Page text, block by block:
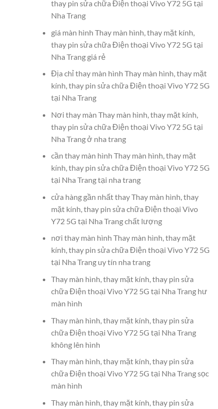
thay pin sửa chữa Điện thoại Vivo Y72 5G tại
Nha Trang
giá màn hình Thay màn hình, thay mặt kính,
thay pin sửa chữa Điện thoại Vivo Y72 5G tại
Nha Trang giá rẻ
Địa chỉ thay màn hình Thay màn hình, thay mặt
kính, thay pin sửa chữa Điện thoại Vivo Y72 5G
tại Nha Trang
Nơi thay màn Thay màn hình, thay mặt kính,
thay pin sửa chữa Điện thoại Vivo Y72 5G tại
Nha Trang ở nha trang
cần thay màn hình Thay màn hình, thay mặt
kính, thay pin sửa chữa Điện thoại Vivo Y72 5G
tại Nha Trang tại nha trang
cửa hàng gần nhất thay Thay màn hình, thay
mặt kính, thay pin sửa chữa Điện thoại Vivo
Y72 5G tại Nha Trang chất lượng
nơi thay màn hình Thay màn hình, thay mặt
kính, thay pin sửa chữa Điện thoại Vivo Y72 5G
tại Nha Trang uy tín nha trang
Thay màn hình, thay mặt kính, thay pin sửa
chữa Điện thoại Vivo Y72 5G tại Nha Trang hư
màn hình
Thay màn hình, thay mặt kính, thay pin sửa
chữa Điện thoại Vivo Y72 5G tại Nha Trang
không lên hình
Thay màn hình, thay mặt kính, thay pin sửa
chữa Điện thoại Vivo Y72 5G tại Nha Trang sọc
màn hình
Thay màn hình, thay mặt kính, thay pin sửa